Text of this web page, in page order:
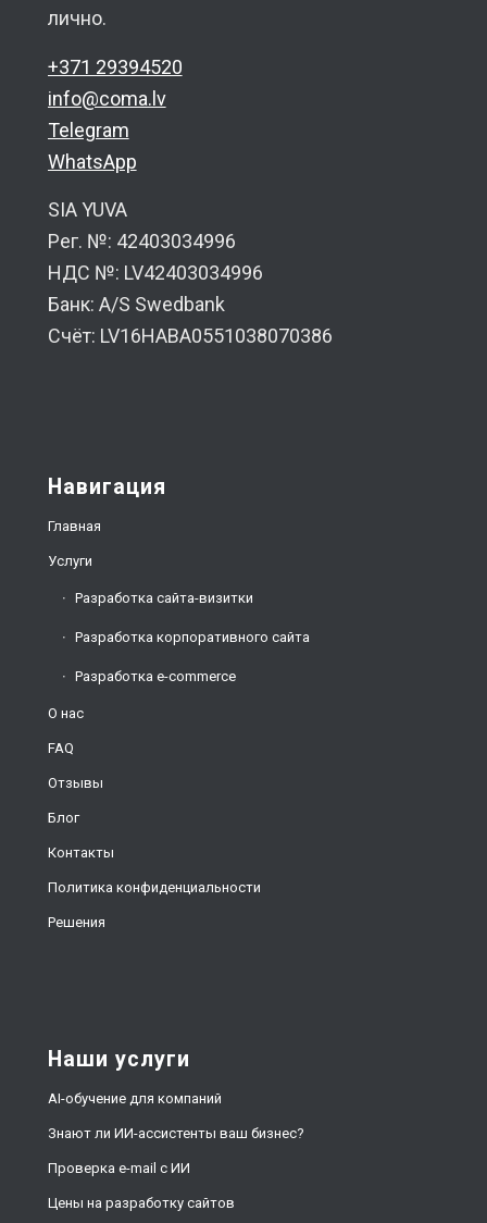
лично.
+371 29394520
info@coma.lv
Telegram
WhatsApp
SIA YUVA
Рег. №: 42403034996
НДС №: LV42403034996
Банк: A/S Swedbank
Счёт: LV16HABA0551038070386
Навигация
Главная
Услуги
Разработка сайта-визитки
Разработка корпоративного сайта
Разработка e-commerce
О нас
FAQ
Отзывы
Блог
Контакты
Политика конфиденциальности
Решения
Наши услуги
AI-обучение для компаний
Знают ли ИИ-ассистенты ваш бизнес?
Проверка e-mail с ИИ
Цены на разработку сайтов